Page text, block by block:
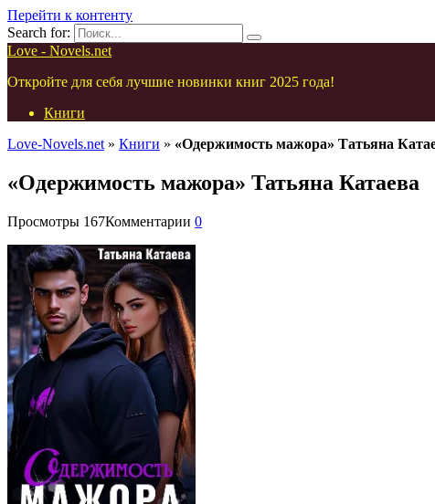
Перейти к контенту
Search for:
Love - Novels.net
Откройте для себя лучшие новинки книг 2025 года!
Книги
Love-Novels.net » Книги » «Одержимость мажора» Татьяна
«Одержимость мажора» Татьяна Катаева
Просмотры 167Комментарии 0